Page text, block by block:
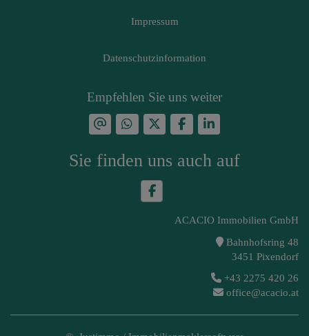
Impressum
Datenschutzinformation
Empfehlen Sie uns weiter
Sie finden uns auch auf
ACACIO Immobilien GmbH
Bahnhofsring 48
3451 Pixendorf
+43 2275 420 26
office@acacio.at